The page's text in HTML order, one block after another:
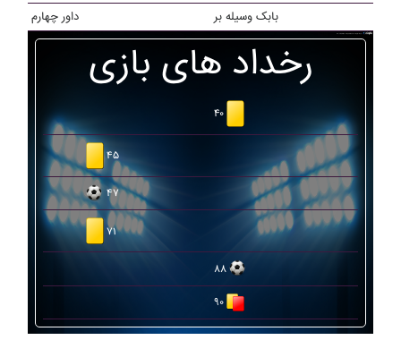
داور چهارم
بابک وسيله بر
رخداد های بازی
۴۰
۴۵
۴۷
۷۱
۸۸
۹۰